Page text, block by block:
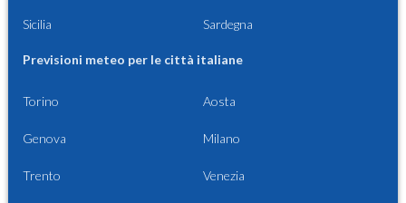
Sicilia Sardegna
Previsioni meteo per le città italiane
Torino Aosta
Genova Milano
Trento Venezia